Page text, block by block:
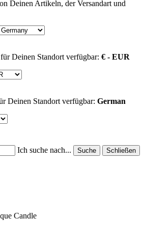
Deinen Artikeln, der Versandart und
Deinen Standort verfügbar: € - EUR
Deinen Standort verfügbar: German
Ich suche nach... Suche
Schließen
Candle